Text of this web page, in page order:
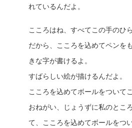
れているんだよ。
こころはね、すべてこの手のひ
だから、こころを込めてペンを
きな字が書けるよ。
すばらしい絵が描けるんだよ。
こころを込めてボールをついてご
おねがい、じょうずに私のとこ
て、こころを込めてボールをつ